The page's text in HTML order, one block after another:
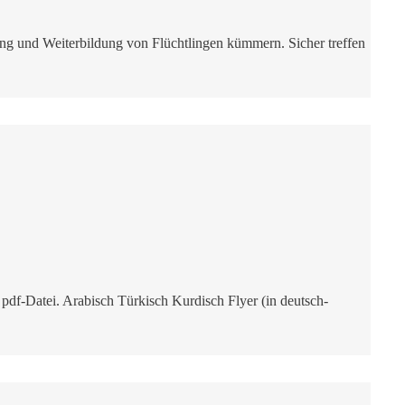
und Weiterbildung von Flüchtlingen kümmern. Sicher treffen
Datei. Arabisch Türkisch Kurdisch Flyer (in deutsch-